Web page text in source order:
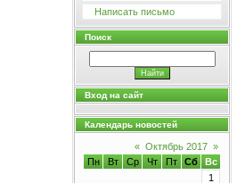
Написать письмо
Поиск
Вход на сайт
Календарь новостей
« Октябрь 2017 »
Пн
Вт Ср Чт Пт Сб
Вс
1